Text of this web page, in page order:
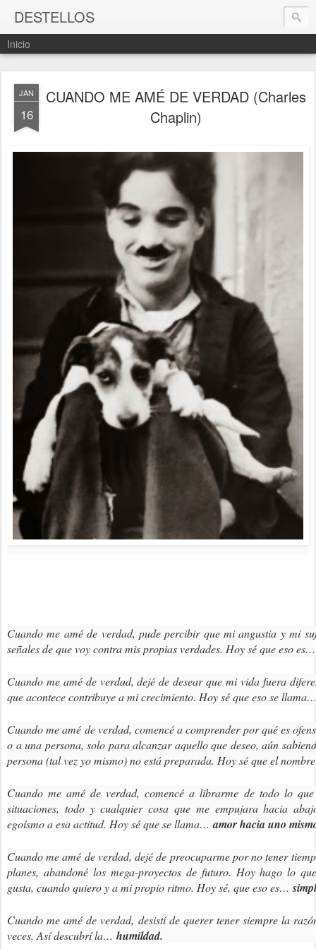
DESTELLOS
Inicio
JAN
16
CUANDO ME AMÉ DE VERDAD (Charles
Chaplin)
Cuando me amé de verdad, comprendí
estaba en el lugar correcto y en el momento preciso. Y entonces,
tiene nombre…autoestima.
Cuando me amé de verdad, pude percibir que mi angustia y mi
señales de que voy contra mis propias verdades. Hoy sé que eso es…
Cuando me amé de verdad, dejé de desear que mi vida fuera
que acontece contribuye a mi crecimiento. Hoy sé que eso se llama…
Cuando me amé de verdad, comencé a comprender por qué es
o a una persona, solo para alcanzar aquello que deseo, aún
persona (tal vez yo mismo) no está preparada. Hoy sé que el
Cuando me amé de verdad, comencé a librarme de todo lo
situaciones, todo y cualquier cosa que me empujara hacia
egoísmo a esa actitud. Hoy sé que se llama…amor hacia uno
Cuando me amé de verdad, dejé de preocuparme por no tener
planes, abandoné los mega-proyectos de futuro. Hoy hago lo
gusta, cuando quiero y a mi propio ritmo. Hoy sé, que eso es…
Cuando me amé de verdad, desistí de querer tener siempre la
veces. Así descubrí la… humildad.